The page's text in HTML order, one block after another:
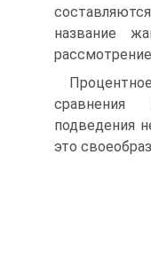
название
подведения
это